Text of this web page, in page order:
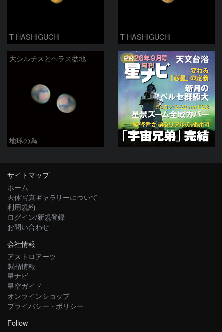
T-HASHIGUCHI T-HASHIGUCHI
大シルチスとヘラス盆地
地球の為
PR
サイトマップ
ホーム
天体写真ギャラリーについて
利用規約
ログイン/新規登録
お問い合わせ
会社情報
アストロアーツ
製品情報
星ナビ
星空ガイド
オンラインショップ
プライバシー・ポリシー
Follow